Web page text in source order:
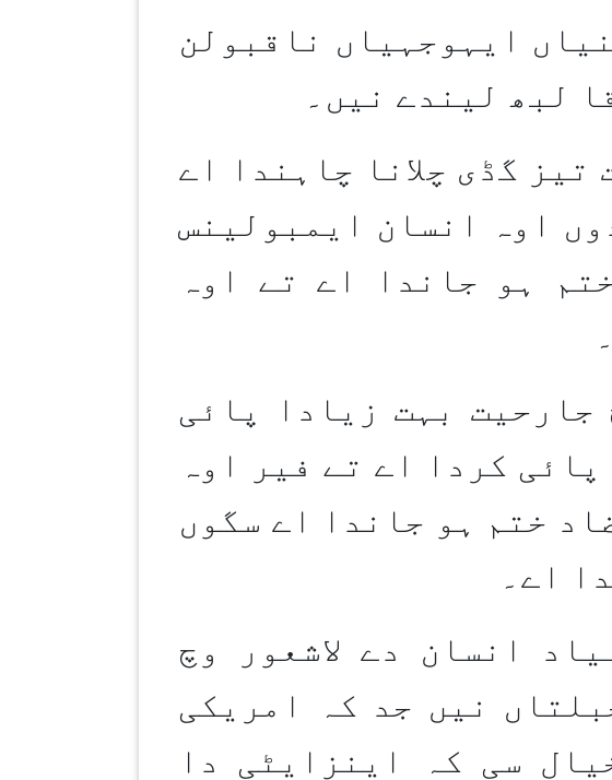
ایہوجہیاں ناقبولن
لبھ لیندے نیں۔
گڈی چلانا چاہندا اے
اوہ انسان ایمبولینس
ہو جاندا اے تے اوہ
بہت زیادا پائی
کردا اے تے فیر اوہ
ختم ہو جاندا اے سگوں
اے۔
انسان دے لاشعور وچ
نیں جد کہ امریکی
سی کہ اینزایٹی دا